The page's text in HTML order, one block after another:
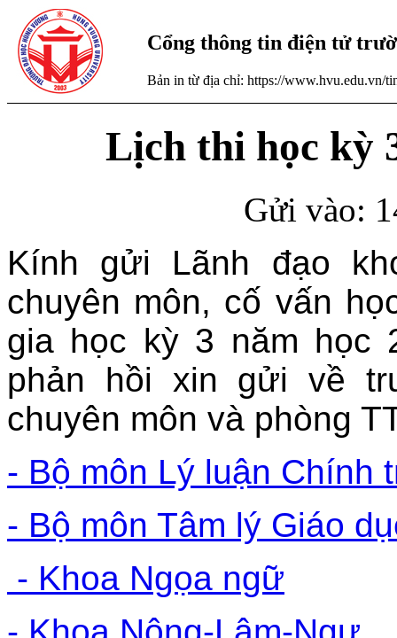
Cổng thông tin điện tử
Bản in từ địa chỉ: https://www.hvu.edu.vn/
Lịch thi học kỳ
Gửi vào:
Kính gửi Lãnh đạo
chuyên môn, cố vấn
gia học kỳ 3 năm học
phản hồi xin gửi về
chuyên môn và phòng
- Bộ môn Lý luận Chính
- Bộ môn Tâm lý Giáo
- Khoa Ngọa ngữ